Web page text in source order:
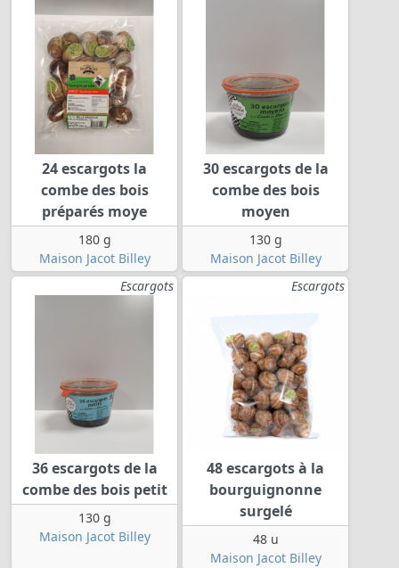
24 escargots la
combe des bois
préparés moye
180 g
Maison Jacot Billey
30 escargots de la
combe des bois
moyen
130 g
Maison Jacot Billey
Escargots
36 escargots de la
combe des bois petit
130 g
Maison Jacot Billey
Escargots
48 escargots à la
bourguignonne
surgelé
48 u
Maison Jacot Billey